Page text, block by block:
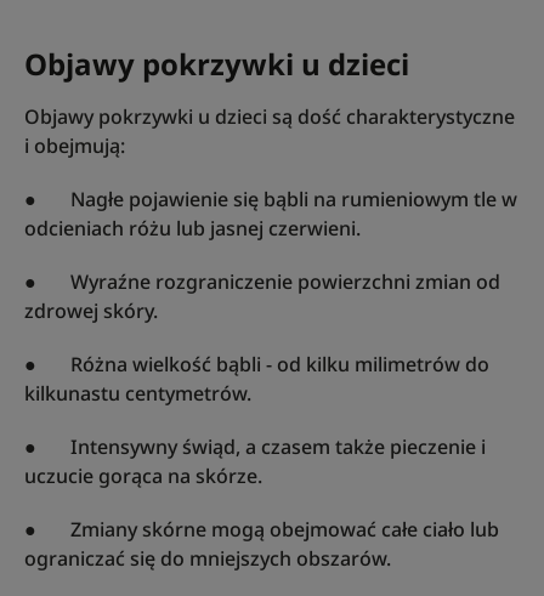
Objawy pokrzywki u dzieci
Objawy pokrzywki u dzieci są dość charakterystyczne
i obejmują:
● Nagłe pojawienie się bąbli na rumieniowym tle w
odcieniach różu lub jasnej czerwieni.
● Wyraźne rozgraniczenie powierzchni zmian od
zdrowej skóry.
● Różna wielkość bąbli - od kilku milimetrów do
kilkunastu centymetrów.
● Intensywny świąd, a czasem także pieczenie i
uczucie gorąca na skórze.
● Zmiany skórne mogą obejmować całe ciało lub
ograniczać się do mniejszych obszarów.